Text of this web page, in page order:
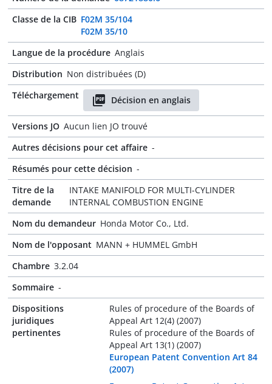
Classe de la CIB F02M 35/104
F02M 35/10
Langue de la procédure Anglais
Distribution Non distribuées (D)
Téléchargement
Décision en anglais
Versions JO Aucun lien JO trouvé
Autres décisions pour cet affaire -
Résumés pour cette décision -
Titre de la
demande
INTAKE MANIFOLD FOR MULTI-CYLINDER
INTERNAL COMBUSTION ENGINE
Nom du demandeur Honda Motor Co., Ltd.
Nom de l'opposant MANN + HUMMEL GmbH
Chambre 3.2.04
Sommaire -
Dispositions
juridiques
pertinentes
Rules of procedure of the Boards of
Appeal Art 12(4) (2007)
Rules of procedure of the Boards of
Appeal Art 13(1) (2007)
European Patent Convention Art 84
(2007)